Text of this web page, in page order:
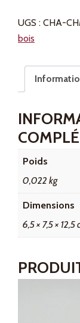
séchées
14
UGS : CHA-
bois
Poids
0,022 kg
Dimensions
6,5 × 7,5 × 12,5